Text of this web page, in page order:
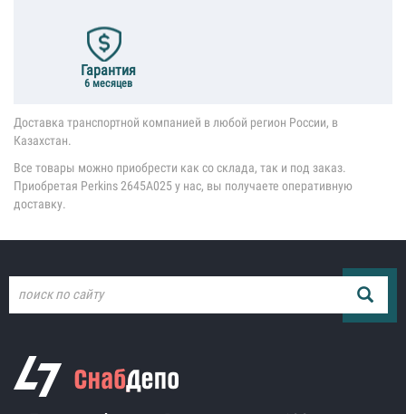
Гарантия
6 месяцев
Доставка транспортной компанией в любой регион России, в
Казахстан.
Все товары можно приобрести как со склада, так и под заказ.
Приобретая Perkins 2645A025 у нас, вы получаете оперативную
доставку.